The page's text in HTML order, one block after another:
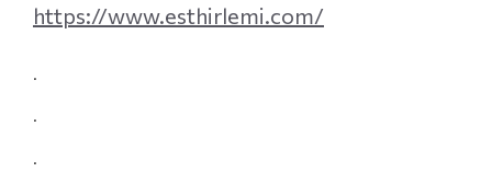
https://www.esthirlemi.com/
.
.
.